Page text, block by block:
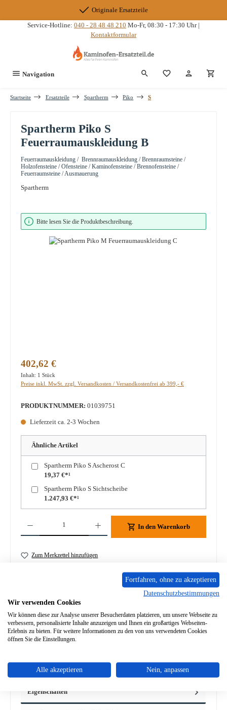
Originale Ersatzteile
Service-Hotline: 040 - 28 48 48 210 Mo-Fr, 08:30 - 17:30 Uhr |
Kontaktformular
Navigation Du hast 0
Startseite Ersatzteile Spartherm Piko S
Spartherm Piko S
Feuerraumauskleidung B
Feuerraumauskleidung / Brennraumauskleidung / Brennraumsteine /
Holzofensteine / Ofensteine / Kaminofensteine / Brennofensteine /
Feuerraumsteine / Ausmauerung
Spartherm
Bildergalerie überspringen
Bitte lesen Sie die Produktbeschreibung.
Regulärer Preis:
402,62 €
Inhalt: 1 Stück
Preise inkl. MwSt. zzgl. Versandkosten / Versandkostenfrei ab 399,- €
PRODUKTNUMMER: 01039751
Lieferzeit ca. 2-3 Wochen
Ähnliche Artikel
Spartherm Piko S Ascherost C
19,37 €*¹
Spartherm Piko S Sichtscheibe
1.247,93 €*¹
In den Warenkorb
Zum Merkzettel hinzufügen
Frage zum Produkt
Beschreibung
Set Sparthe…Mehr
Eigenschaften
Fortfahren, ohne zu akzeptieren
Datenschutzbestimmungen
Wir verwenden Cookies
Wir können diese zur Analyse unserer Besucherdaten platzieren, um unsere Webseite zu
verbessern, personalisierte Inhalte anzuzeigen und Ihnen ein großartiges Webseiten-
Erlebnis zu bieten. Für weitere Informationen zu den von uns verwendeten Cookies
öffnen Sie die Einstellungen.
Alle akzeptieren Nein, anpassen